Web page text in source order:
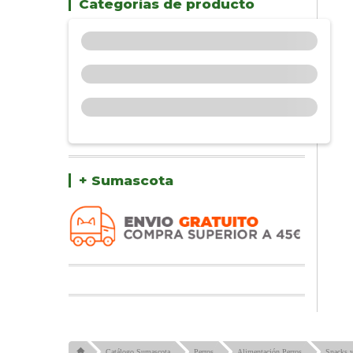
Categorías de producto
+ Sumascota